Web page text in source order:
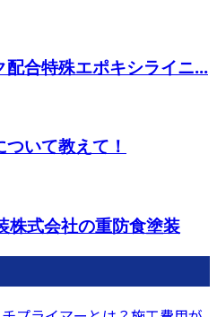
配合特殊エポキシライニ...
いて教えて！
株式会社の重防食塗装